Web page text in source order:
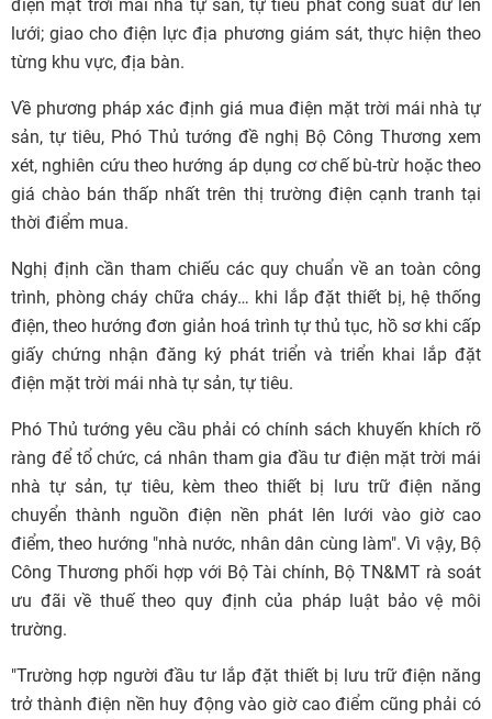
điện mặt trời mái nhà tự sản, tự tiêu phát công suất dư lên
lưới; giao cho điện lực địa phương giám sát, thực hiện theo
từng khu vực, địa bàn.
Về phương pháp xác định giá mua điện mặt trời mái nhà tự
sản, tự tiêu, Phó Thủ tướng đề nghị Bộ Công Thương xem
xét, nghiên cứu theo hướng áp dụng cơ chế bù-trừ hoặc theo
giá chào bán thấp nhất trên thị trường điện cạnh tranh tại
thời điểm mua.
Nghị định cần tham chiếu các quy chuẩn về an toàn công
trình, phòng cháy chữa cháy… khi lắp đặt thiết bị, hệ thống
điện, theo hướng đơn giản hoá trình tự thủ tục, hồ sơ khi cấp
giấy chứng nhận đăng ký phát triển và triển khai lắp đặt
điện mặt trời mái nhà tự sản, tự tiêu.
Phó Thủ tướng yêu cầu phải có chính sách khuyến khích rõ
ràng để tổ chức, cá nhân tham gia đầu tư điện mặt trời mái
nhà tự sản, tự tiêu, kèm theo thiết bị lưu trữ điện năng
chuyển thành nguồn điện nền phát lên lưới vào giờ cao
điểm, theo hướng "nhà nước, nhân dân cùng làm". Vì vậy, Bộ
Công Thương phối hợp với Bộ Tài chính, Bộ TN&MT rà soát
ưu đãi về thuế theo quy định của pháp luật bảo vệ môi
trường.
"Trường hợp người đầu tư lắp đặt thiết bị lưu trữ điện năng
trở thành điện nền huy động vào giờ cao điểm cũng phải có